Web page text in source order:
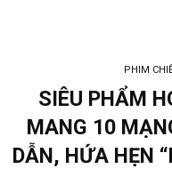
PHIM
SIÊU PHẨM
MANG 10
DẪN, HỨA HẸN